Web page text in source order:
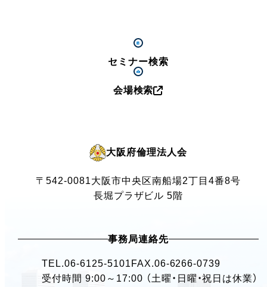
セミナー検索
会場検索
大阪府倫理法人会
〒542-0081大阪市中央区南船場2丁目4番8号
長堀プラザビル 5階
事務局連絡先
TEL.06-6125-5101 FAX.06-6266-0739
受付時間 9:00～17:00 （土曜・日曜・祝日は休業）